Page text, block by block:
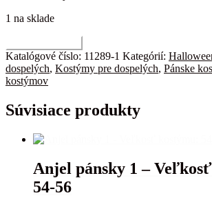
1 na sklade
Black
Coat
-
Veľkosť
kostýmu:
L
Katalógové číslo: 11289-1 Kategórií:
dospelých, Kostýmy pre dospelých, Pánske
kostýmov
Súvisiace produkty
Anjel pánsky 1 –
54-56